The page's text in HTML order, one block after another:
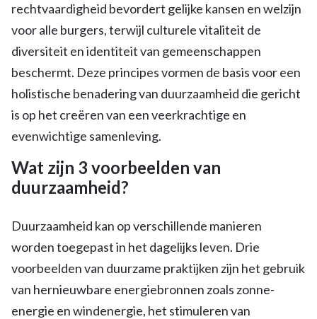
rechtvaardigheid bevordert gelijke kansen en welzijn
voor alle burgers, terwijl culturele vitaliteit de
diversiteit en identiteit van gemeenschappen
beschermt. Deze principes vormen de basis voor een
holistische benadering van duurzaamheid die gericht
is op het creëren van een veerkrachtige en
evenwichtige samenleving.
Wat zijn 3 voorbeelden van
duurzaamheid?
Duurzaamheid kan op verschillende manieren
worden toegepast in het dagelijks leven. Drie
voorbeelden van duurzame praktijken zijn het gebruik
van hernieuwbare energiebronnen zoals zonne-
energie en windenergie, het stimuleren van